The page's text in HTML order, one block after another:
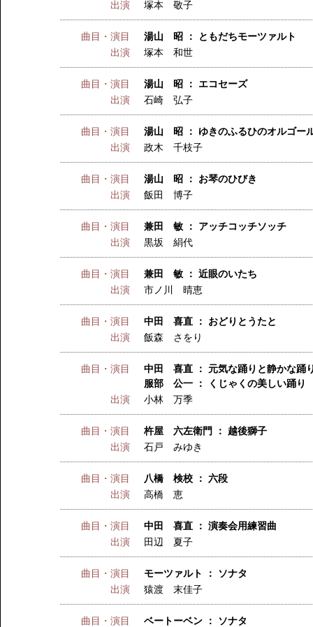
出演 塚本 敬子
曲目・演目
湯山 昭 ： ともだちモーツァルト
出演
塚本 和世
曲目・演目
湯山 昭 ： エコセーズ
出演
石崎 弘子
曲目・演目
湯山 昭 ： ゆきのふるひのオルゴー
出演
政木 千枝子
曲目・演目
湯山 昭 ： お琴のひびき
出演
飯田 博子
曲目・演目
兼田 敏 ： アッチコッチソッチ
出演
黒坂 絹代
曲目・演目
兼田 敏 ： 近眼のいたち
出演
市ノ川 晴恵
曲目・演目
中田 喜直 ： おどりとうたと
出演
飯森 さをり
曲目・演目
中田 喜直 ： 元気な踊りと静かな踊
服部 公一 ： くじゃくの美しい踊り
出演
小林 万季
曲目・演目
杵屋 六左衛門 ： 越後獅子
出演
石戸 みゆき
曲目・演目
八橋 検校 ： 六段
出演
高橋 恵
曲目・演目
中田 喜直 ： 演奏会用練習曲
出演
田辺 夏子
曲目・演目
モーツァルト ： ソナタ
出演
猿渡 末佳子
曲目・演目
ベートーベン ： ソナタ